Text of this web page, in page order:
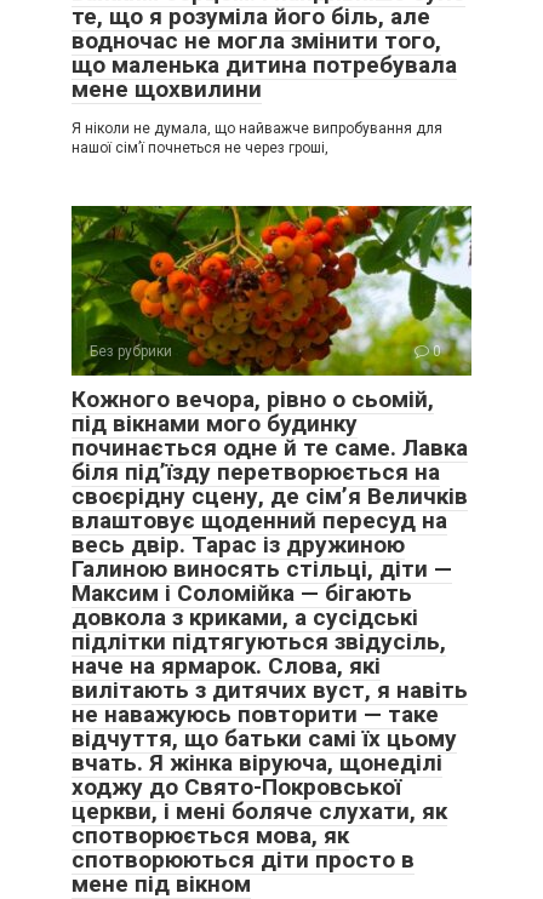
те, що я розуміла його біль, але
водночас не могла змінити того,
що маленька дитина потребувала
мене щохвилини
Я ніколи не думала, що найважче випробування для
нашої сім’ї почнеться не через гроші,
Без рубрики 0
Кожного вечора, рівно о сьомій,
під вікнами мого будинку
починається одне й те саме. Лавка
біля під’їзду перетворюється на
своєрідну сцену, де сім’я Величків
влаштовує щоденний пересуд на
весь двір. Тарас із дружиною
Галиною виносять стільці, діти —
Максим і Соломійка — бігають
довкола з криками, а сусідські
підлітки підтягуються звідусіль,
наче на ярмарок. Слова, які
вилітають з дитячих вуст, я навіть
не наважуюсь повторити — таке
відчуття, що батьки самі їх цьому
вчать. Я жінка віруюча, щонеділі
ходжу до Свято-Покровської
церкви, і мені боляче слухати, як
спотворюється мова, як
спотворюються діти просто в
мене під вікном